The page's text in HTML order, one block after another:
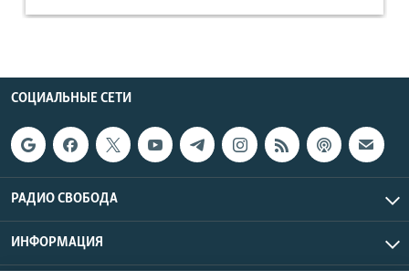
СОЦИАЛЬНЫЕ СЕТИ
РАДИО СВОБОДА
ИНФОРМАЦИЯ